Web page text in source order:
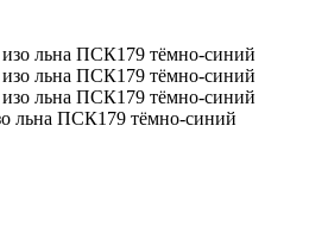
льна ПСК179 тёмно-синий